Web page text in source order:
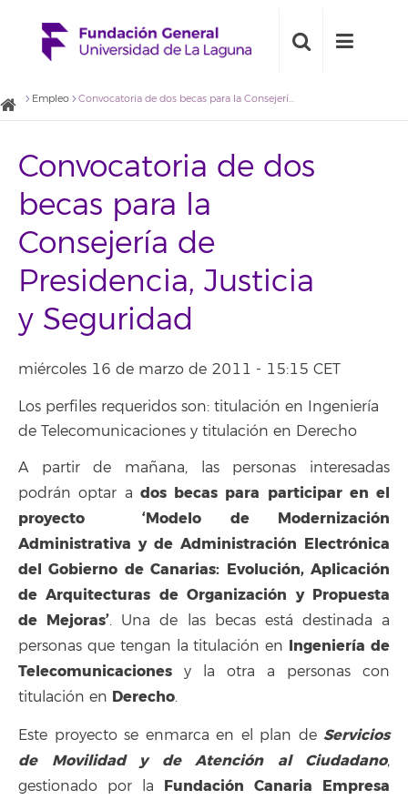
Empleo Convocatoria de dos becas para la Consejería de Presidencia, Justicia y Seguridad
Convocatoria de dos
becas para la
Consejería de
Presidencia, Justicia
y Seguridad
miércoles 16 de marzo de 2011 - 15:15 CET
Los perfiles requeridos son: titulación en Ingeniería
de Telecomunicaciones y titulación en Derecho
A partir de mañana, las personas interesadas
podrán optar a dos becas para participar en el
proyecto ‘Modelo de Modernización
Administrativa y de Administración Electrónica
del Gobierno de Canarias: Evolución, Aplicación
de Arquitecturas de Organización y Propuesta
de Mejoras’. Una de las becas está destinada a
personas que tengan la titulación en Ingeniería de
Telecomunicaciones y la otra a personas con
titulación en Derecho.
Este proyecto se enmarca en el plan de Servicios
de Movilidad y de Atención al Ciudadano,
gestionado por la Fundación Canaria Empresa